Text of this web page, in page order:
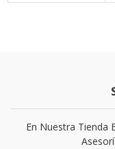
En Nuestra Tienda